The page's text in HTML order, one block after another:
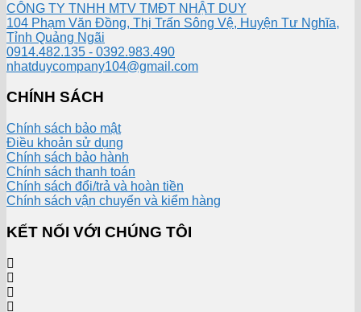
CÔNG TY TNHH MTV TMĐT NHẬT DUY
104 Phạm Văn Đồng, Thị Trấn Sông Vệ, Huyện Tư Nghĩa,
Tỉnh Quảng Ngãi
0914.482.135 - 0392.983.490
nhatduycompany104@gmail.com
CHÍNH SÁCH
Chính sách bảo mật
Điều khoản sử dụng
Chính sách bảo hành
Chính sách thanh toán
Chính sách đổi/trả và hoàn tiền
Chính sách vận chuyển và kiểm hàng
KẾT NỐI VỚI CHÚNG TÔI